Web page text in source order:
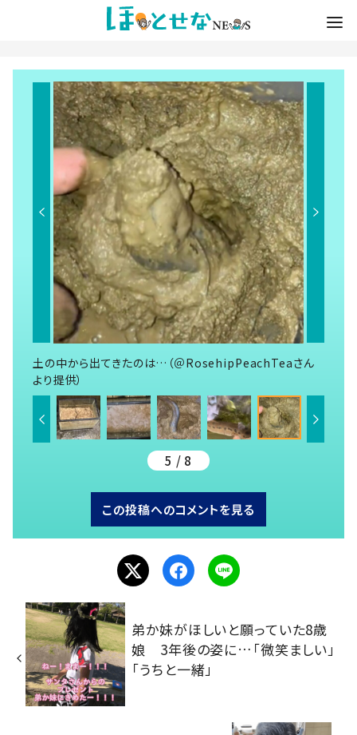
土の中から出てきたのは…（＠RosehipPeachTeaさん
より提供）
5 / 8
この投稿へのコメントを見る
弟か妹がほしいと願っていた8歳
娘 3年後の姿に…「微笑ましい」
「うちと一緒」